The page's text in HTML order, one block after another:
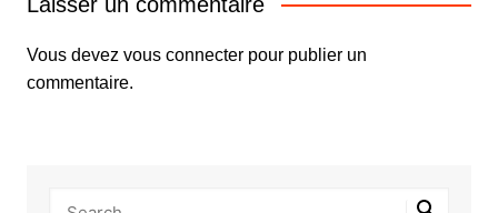
Vous devez vous connecterpour publier un
commentaire.